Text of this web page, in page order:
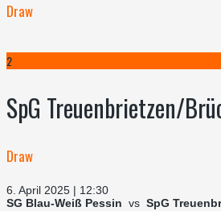
Draw
2
SpG Treuenbrietzen/
Draw
6. April 2025 | 12:30
SG Blau-Weiß Pessin vs SpG